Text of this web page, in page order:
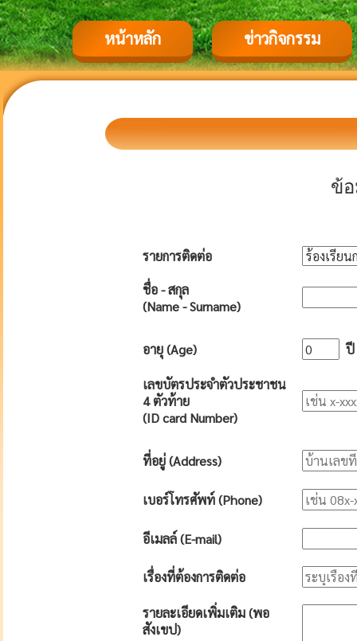
หน้าหลัก ข่าวกิจกรรม
ข้
รายการติดต่อ
ชื่อ - สกุล
(Name - Surname)
อายุ (Age) ปี
เลขบัตรประจำตัวประชาชน
4 ตัวท้าย
(ID card Number)
ที่อยู่ (Address)
เบอร์โทรศัพท์ (Phone)
อีเมลล์ (E-mail)
เรื่องที่ต้องการติดต่อ
รายละเอียดเพิ่มเติม (พอ
สังเขป)